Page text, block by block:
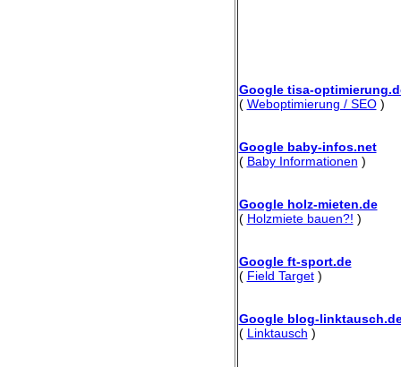
Google tisa-
( Weboptimierung / SEO)
Google baby-infos.net
( Baby Informationen )
Google holz-mieten.de
( Holzmiete bauen?! )
Google ft-sport.de
( Field Target)
Google blog-
( Linktausch )